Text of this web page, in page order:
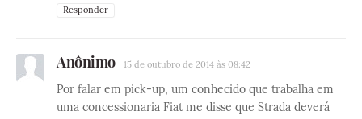
Responder
Anônimo 15 de outubro de 2014 às 08:42
Por falar em pick-up, um conhecido que trabalha em
uma concessionaria Fiat me disse que Strada deverá